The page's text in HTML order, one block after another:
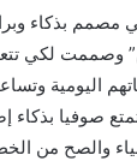
مصمم بذكاء
وصممت لكي
اليومية
صوفيا
والصح من